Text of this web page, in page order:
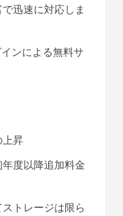
迅速に対応しま
ンによる無料サ
昇
度以降追加料金
トレージは限ら